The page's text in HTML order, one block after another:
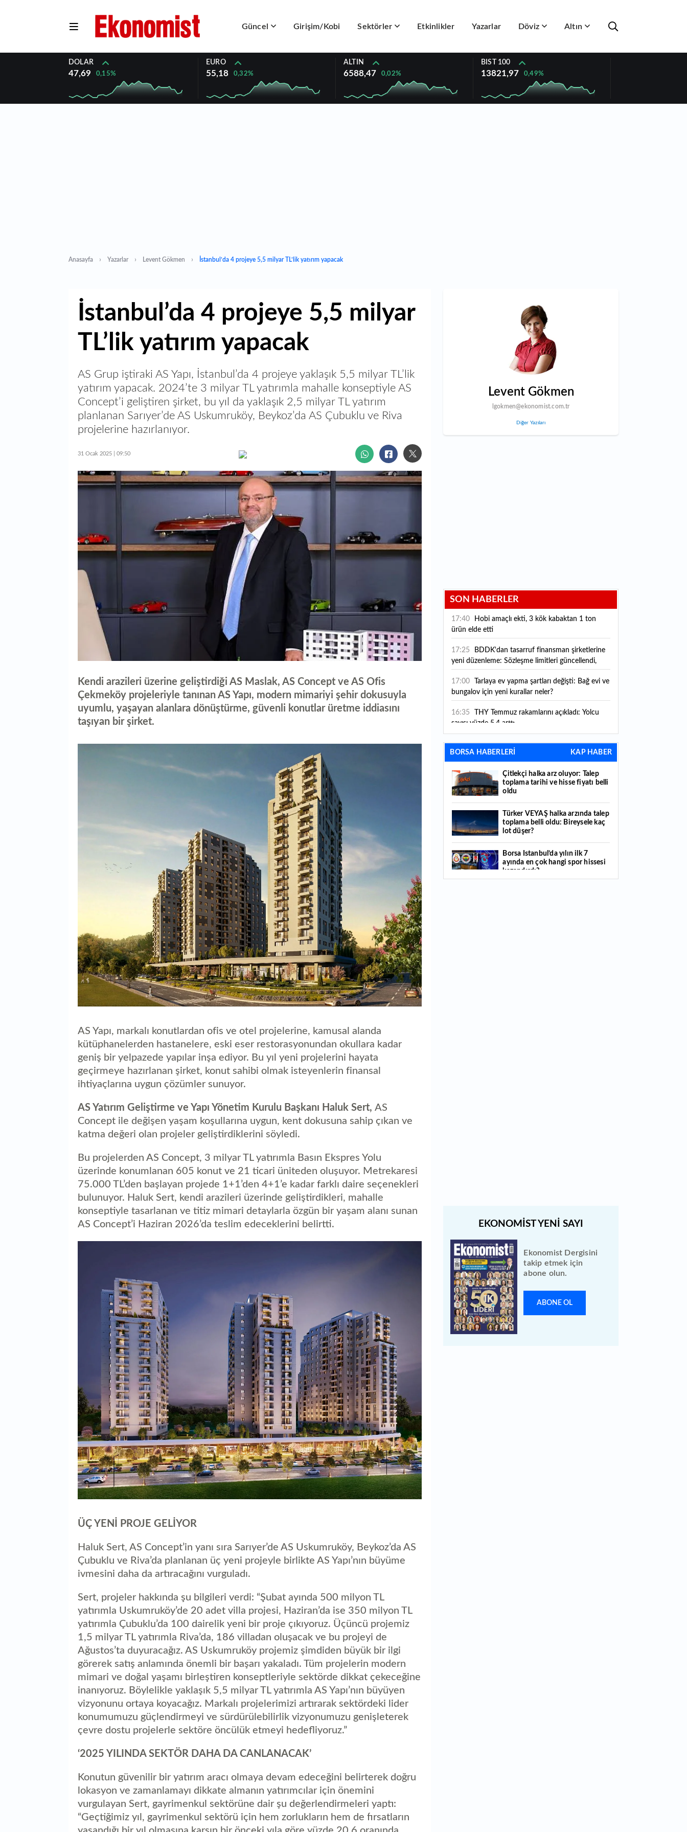
Güncel Girişim/Kobi Sektörler Etkinlikler Yazarlar Döviz Altın
DOLAR
47,69 0,15%
EURO
55,18 0,32%
ALTIN
6588,47 0,02%
BIST 100
13821,97 0,49%
Anasayfa Yazarlar Levent Gökmen İstanbul’da 4 projeye 5,5 milyar TL’lik yatırım yapacak
İstanbul’da 4 projeye 5,5 milyar
TL’lik yatırım yapacak
AS Grup iştiraki AS Yapı, İstanbul’da 4 projeye yaklaşık 5,5 milyar TL’lik
yatırım yapacak. 2024’te 3 milyar TL yatırımla mahalle konseptiyle AS
Concept’i geliştiren şirket, bu yıl da yaklaşık 2,5 milyar TL yatırım
planlanan Sarıyer’de AS Uskumruköy, Beykoz’da AS Çubuklu ve Riva
projelerine hazırlanıyor.
31 Ocak 2025 | 09:50
Kendi arazileri üzerine geliştirdiği AS Maslak, AS Concept ve AS Ofis
Çekmeköy projeleriyle tanınan AS Yapı, modern mimariyi şehir dokusuyla
uyumlu, yaşayan alanlara dönüştürme, güvenli konutlar üretme iddiasını
taşıyan bir şirket.
AS Yapı, markalı konutlardan ofis ve otel projelerine, kamusal alanda
kütüphanelerden hastanelere, eski eser restorasyonundan okullara kadar
geniş bir yelpazede yapılar inşa ediyor. Bu yıl yeni projelerini hayata
geçirmeye hazırlanan şirket, konut sahibi olmak isteyenlerin finansal
ihtiyaçlarına uygun çözümler sunuyor.
AS Yatırım Geliştirme ve Yapı Yönetim Kurulu Başkanı Haluk Sert, AS
Concept ile değişen yaşam koşullarına uygun, kent dokusuna sahip çıkan ve
katma değeri olan projeler geliştirdiklerini söyledi.
Bu projelerden AS Concept, 3 milyar TL yatırımla Basın Ekspres Yolu
üzerinde konumlanan 605 konut ve 21 ticari üniteden oluşuyor. Metrekaresi
75.000 TL’den başlayan projede 1+1’den 4+1’e kadar farklı daire seçenekleri
bulunuyor. Haluk Sert, kendi arazileri üzerinde geliştirdikleri, mahalle
konseptiyle tasarlanan ve titiz mimari detaylarla özgün bir yaşam alanı sunan
AS Concept’i Haziran 2026’da teslim edeceklerini belirtti.
ÜÇ YENİ PROJE GELİYOR
Haluk Sert, AS Concept’in yanı sıra Sarıyer’de AS Uskumruköy, Beykoz’da AS
Çubuklu ve Riva’da planlanan üç yeni projeyle birlikte AS Yapı’nın büyüme
ivmesini daha da artıracağını vurguladı.
Sert, projeler hakkında şu bilgileri verdi: “Şubat ayında 500 milyon TL
yatırımla Uskumruköy’de 20 adet villa projesi, Haziran’da ise 350 milyon TL
yatırımla Çubuklu’da 100 dairelik yeni bir proje çıkıyoruz. Üçüncü projemiz
1,5 milyar TL yatırımla Riva’da, 186 villadan oluşacak ve bu projeyi de
Ağustos’ta duyuracağız. AS Uskumruköy projemiz şimdiden büyük bir ilgi
görerek satış anlamında önemli bir başarı yakaladı. Tüm projelerin modern
mimari ve doğal yaşamı birleştiren konseptleriyle sektörde dikkat çekeceğine
inanıyoruz. Böylelikle yaklaşık 5,5 milyar TL yatırımla AS Yapı’nın büyüyen
vizyonunu ortaya koyacağız. Markalı projelerimizi artırarak sektördeki lider
konumumuzu güçlendirmeyi ve sürdürülebilirlik vizyonumuzu genişleterek
çevre dostu projelerle sektöre öncülük etmeyi hedefliyoruz.”
‘2025 YILINDA SEKTÖR DAHA DA CANLANACAK’
Konutun güvenilir bir yatırım aracı olmaya devam edeceğini belirterek doğru
lokasyon ve zamanlamayı dikkate almanın yatırımcılar için önemini
vurgulayan Sert, gayrimenkul sektörüne dair şu değerlendirmeleri yaptı:
“Geçtiğimiz yıl, gayrimenkul sektörü için hem zorlukların hem de fırsatların
Levent Gökmen
lgokmen@ekonomist.com.tr
Diğer Yazıları
SON HABERLER
17:40
ürün elde etti
17:25
yeni düzenleme: Sözleşme limitleri güncellendi,
yeni kurallar yürürlüğe girdi
17:00
bungalov için yeni kurallar neler?
16:35
sayısı yüzde 5,4 arttı
16:27 Piyasaların beklediği veri geldi: ABD tarım
dışı istihdam rakamları açıklandı
16:24 Çitlekçi halka arz oluyor: Talep toplama
tarihi ve hisse fiyatı belli oldu
yapmak istediğini savundu
16:04 Boğaz’ın kıtaları birleştiren ruhu Memorial
16:01 Hafta sonu hava nasıl olacak?
BORSA HABERLERİ KAP HABER
Çitlekçi halka arz oluyor: Talep
toplama tarihi ve hisse fiyatı belli
oldu
Türker VEYAŞ halka arzında talep
toplama belli oldu: Bireysele kaç
lot düşer?
Borsa İstanbul’da yılın ilk 7
ayında en çok hangi spor hissesi
kazandırdı?
Ekonomist Dergisini
takip etmek için
abone olun.
ABONE OL